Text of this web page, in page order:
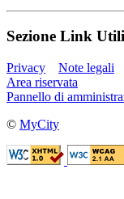
Sezione Link Utili
Privacy Note legali
Area riservata
Pannello di
© MyCity